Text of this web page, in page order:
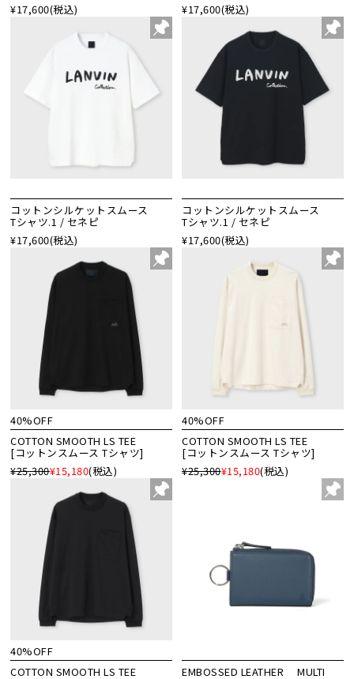
¥17,600(税込)
¥17,600(税込)
コットンシルケットスムース
Tシャツ.1 / セネピ
¥17,600(税込)
コットンシルケットスムース
Tシャツ.1 / セネピ
¥17,600(税込)
40%OFF
COTTON SMOOTH LS TEE
[コットンスムース Tシャツ]
¥25,300¥15,180(税込)
40%OFF
COTTON SMOOTH LS TEE
[コットンスムース Tシャツ]
¥25,300¥15,180(税込)
40%OFF
COTTON SMOOTH LS TEE
EMBOSSED LEATHER MULTI